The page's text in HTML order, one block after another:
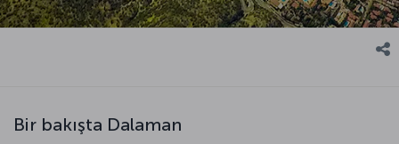
Bir bakışta Dalaman